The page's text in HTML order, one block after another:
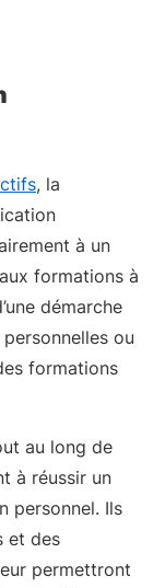
, la
à un
formations à
démarche
ou
formations
au long de
à réussir un
personnel. Ils
et des
permettront